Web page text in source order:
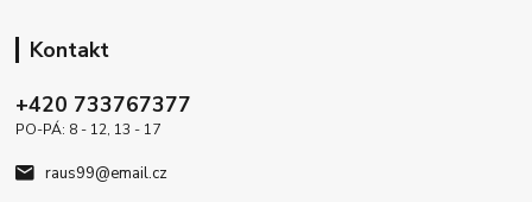
Kontakt
+420 733767377
PO-PÁ: 8 - 12, 13 - 17
raus99@email.cz